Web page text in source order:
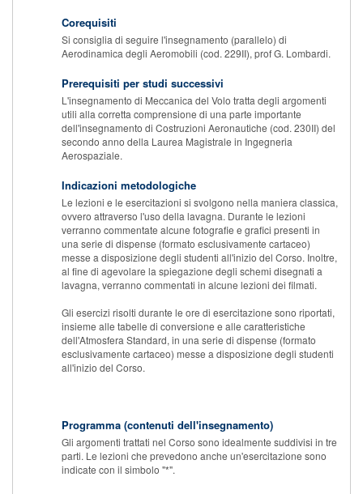
Corequisiti
Si consiglia di seguire l'insegnamento (parallelo) di
Aerodinamica degli Aeromobili (cod. 229II), prof G. Lombardi.
Prerequisiti per studi successivi
L'insegnamento di Meccanica del Volo tratta degli argomenti
utili alla corretta comprensione di una parte importante
dell'insegnamento di Costruzioni Aeronautiche (cod. 230II) del
secondo anno della Laurea Magistrale in Ingegneria
Aerospaziale.
Indicazioni metodologiche
Le lezioni e le esercitazioni si svolgono nella maniera classica,
ovvero attraverso l'uso della lavagna. Durante le lezioni
verranno commentate alcune fotografie e grafici presenti in
una serie di dispense (formato esclusivamente cartaceo)
messe a disposizione degli studenti all'inizio del Corso. Inoltre,
al fine di agevolare la spiegazione degli schemi disegnati a
lavagna, verranno commentati in alcune lezioni dei filmati.
Gli esercizi risolti durante le ore di esercitazione sono riportati,
insieme alle tabelle di conversione e alle caratteristiche
dell'Atmosfera Standard, in una serie di dispense (formato
esclusivamente cartaceo) messe a disposizione degli studenti
all'inizio del Corso.
Programma (contenuti dell'insegnamento)
Gli argomenti trattati nel Corso sono idealmente suddivisi in tre
parti. Le lezioni che prevedono anche un'esercitazione sono
indicate con il simbolo "*".